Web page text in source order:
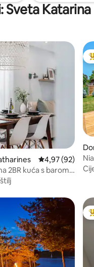
Sveta Katarina
30
Prosječna
4,97 (92)
2BR kuća s barom
s